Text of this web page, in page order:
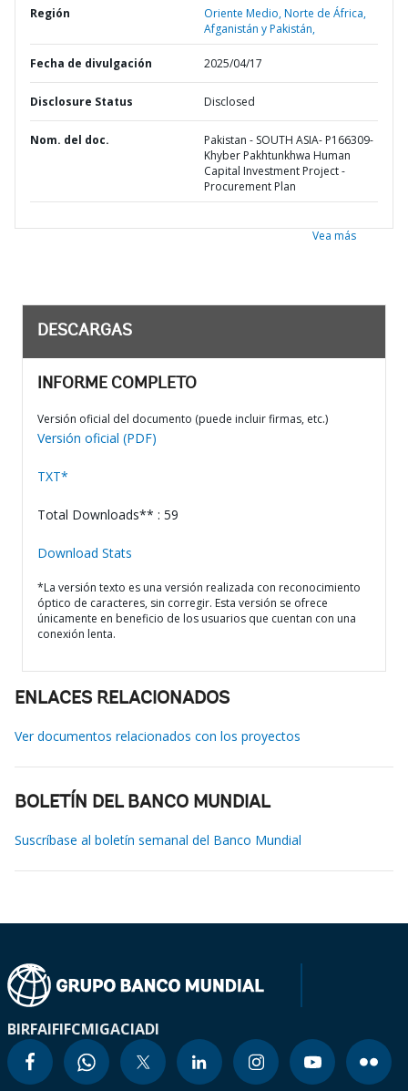
Región
Oriente Medio, Norte de África,
Afganistán y Pakistán,
Fecha de divulgación 2025/04/17
Disclosure Status Disclosed
Nom. del doc.
Pakistan - SOUTH ASIA- P166309-
Khyber Pakhtunkhwa Human
Capital Investment Project -
Procurement Plan
Vea más
DESCARGAS
INFORME COMPLETO
Versión oficial del documento (puede incluir firmas, etc.)
Versión oficial (PDF)
TXT*
Total Downloads** : 59
Download Stats
*La versión texto es una versión realizada con reconocimiento
óptico de caracteres, sin corregir. Esta versión se ofrece
únicamente en beneficio de los usuarios que cuentan con una
conexión lenta.
ENLACES RELACIONADOS
Ver documentos relacionados con los proyectos
BOLETÍN DEL BANCO MUNDIAL
Suscríbase al boletín semanal del Banco Mundial
BIRFAIFIFCMIGACIADI